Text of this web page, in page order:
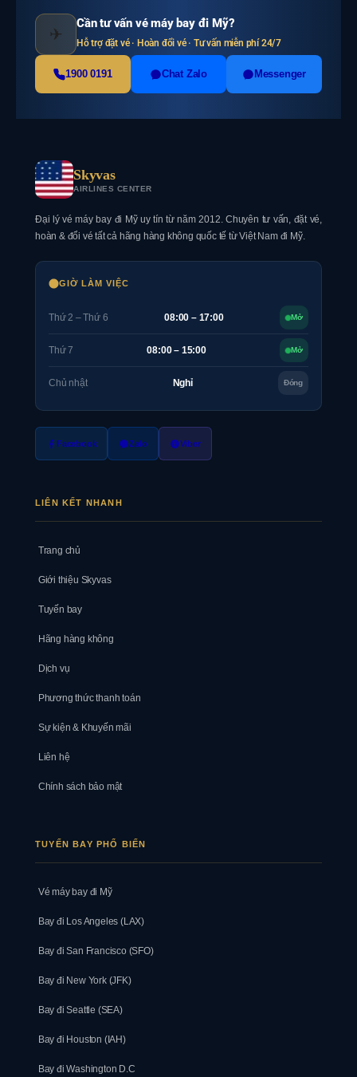
✈
Cần tư vấn vé máy bay đi Mỹ?
Hỗ trợ đặt vé · Hoàn đổi vé · Tư vấn miễn phí 24/7
1900 0191 Chat Zalo Messenger
Skyvas
AIRLINES CENTER
Đại lý vé máy bay đi Mỹ uy tín từ năm 2012. Chuyên tư vấn, đặt vé,
hoàn & đổi vé tất cả hãng hàng không quốc tế từ Việt Nam đi Mỹ.
GIỜ LÀM VIỆC
Thứ 2 – Thứ 6 08:00 – 17:00 Mở
Thứ 7 08:00 – 15:00 Mở
Chủ nhật Nghỉ Đóng
Facebook Zalo Viber
LIÊN KẾT NHANH
Trang chủ
Giới thiệu Skyvas
Tuyến bay
Hãng hàng không
Dịch vụ
Phương thức thanh toán
Sự kiện & Khuyến mãi
Liên hệ
Chính sách bảo mật
TUYẾN BAY PHỔ BIẾN
Vé máy bay đi Mỹ
Bay đi Los Angeles (LAX)
Bay đi San Francisco (SFO)
Bay đi New York (JFK)
Bay đi Seattle (SEA)
Bay đi Houston (IAH)
Bay đi Washington D.C